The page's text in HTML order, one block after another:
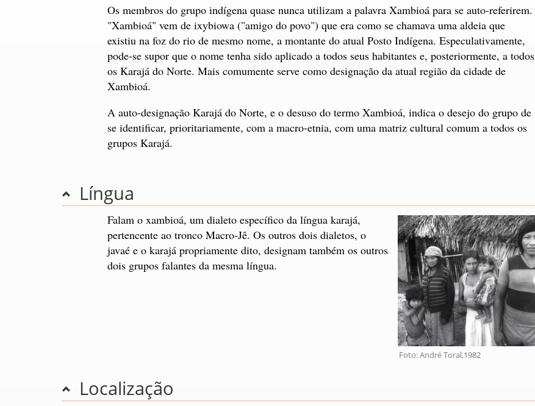
Os membros do grupo indígena quase nunca utilizam a palavra Xambioá para se auto-referirem.
"Xambioá" vem de ixybiowa ("amigo do povo") que era como se chamava uma aldeia que
existiu na foz do rio de mesmo nome, a montante do atual Posto Indígena. Especulativamente,
pode-se supor que o nome tenha sido aplicado a todos seus habitantes e, posteriormente, a todos
os Karajá do Norte. Mais comumente serve como designação da atual região da cidade de
Xambioá.
A auto-designação Karajá do Norte, e o desuso do termo Xambioá, indica o desejo do grupo de
se identificar, prioritariamente, com a macro-etnia, com uma matriz cultural comum a todos os
grupos Karajá.
Língua
Foto: André Toral,1982
Falam o xambioá, um dialeto específico da língua karajá,
pertencente ao tronco Macro-Jê. Os outros dois dialetos, o
javaé e o karajá propriamente dito, designam também os outros
dois grupos falantes da mesma língua.
Localização